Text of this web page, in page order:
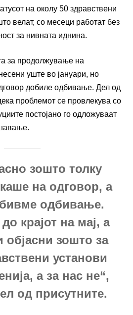
на околу 50 здравствени
велат, со месеци работат без
за нивната иднина.
за продолжување на
уште во јануари, но
добиле одбивање. Дел од
проблемот се провлекува со
постојано го одложуваат
зошто толку
на одговор, а
одбивање.
крајот на мај, а
објасни зошто за
установи
а за нас не“,
од присутните.